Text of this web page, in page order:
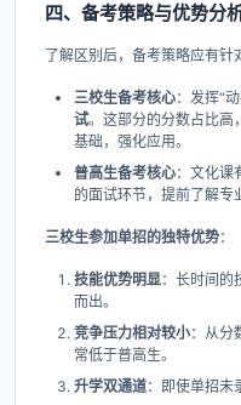
四、备考策略与优势分
了解区别后，备考策略应有针
三校生备考核心：发挥“
试。这部分的分数占比高
基础，强化应用。
普高生备考核心：文化课
的面试环节，提前了解专
三校生参加单招的独特优势​：
技能优势明显：长时间的
而出。
竞争压力相对较小：从分
常低于普高生。
升学双通道：即使单招未